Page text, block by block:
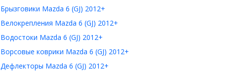
Брызговики Mazda 6 (GJ) 2012+
Велокрепления Mazda 6 (GJ) 2012+
Водостоки Mazda 6 (GJ) 2012+
Ворсовые коврики Mazda 6 (GJ) 2012+
Дефлекторы Mazda 6 (GJ) 2012+